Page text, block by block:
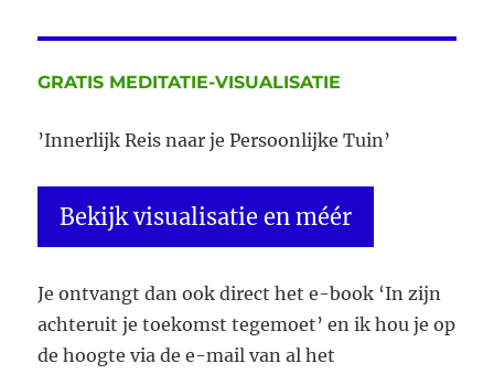
wat
2019
GRATIS MEDITATIE-VISUALISATIE
’Innerlijk Reis naar je Persoonlijke Tuin’
Bekijk visualisatie en méér
Je ontvangt dan ook direct het e-book ‘In zijn
achteruit je toekomst tegemoet’ en ik hou je op
de hoogte via de e-mail van al het